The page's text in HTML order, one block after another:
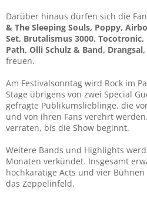
Darüber hinaus dürfen sich die
& The Sleeping Souls, Poppy,
Set, Brutalismus 3000,
Path, Olli Schulz & Band,
freuen.
Am Festivalsonntag wird Rock im
Stage übrigens von zwei Special
gefragte Publikumslieblinge, die
und von ihren Fans verehrt
verraten, bis die Show beginnt.
Weitere Bands und Highlights
Monaten verkündet. Insgesamt
hochkarätige Acts und vier
das Zeppelinfeld.